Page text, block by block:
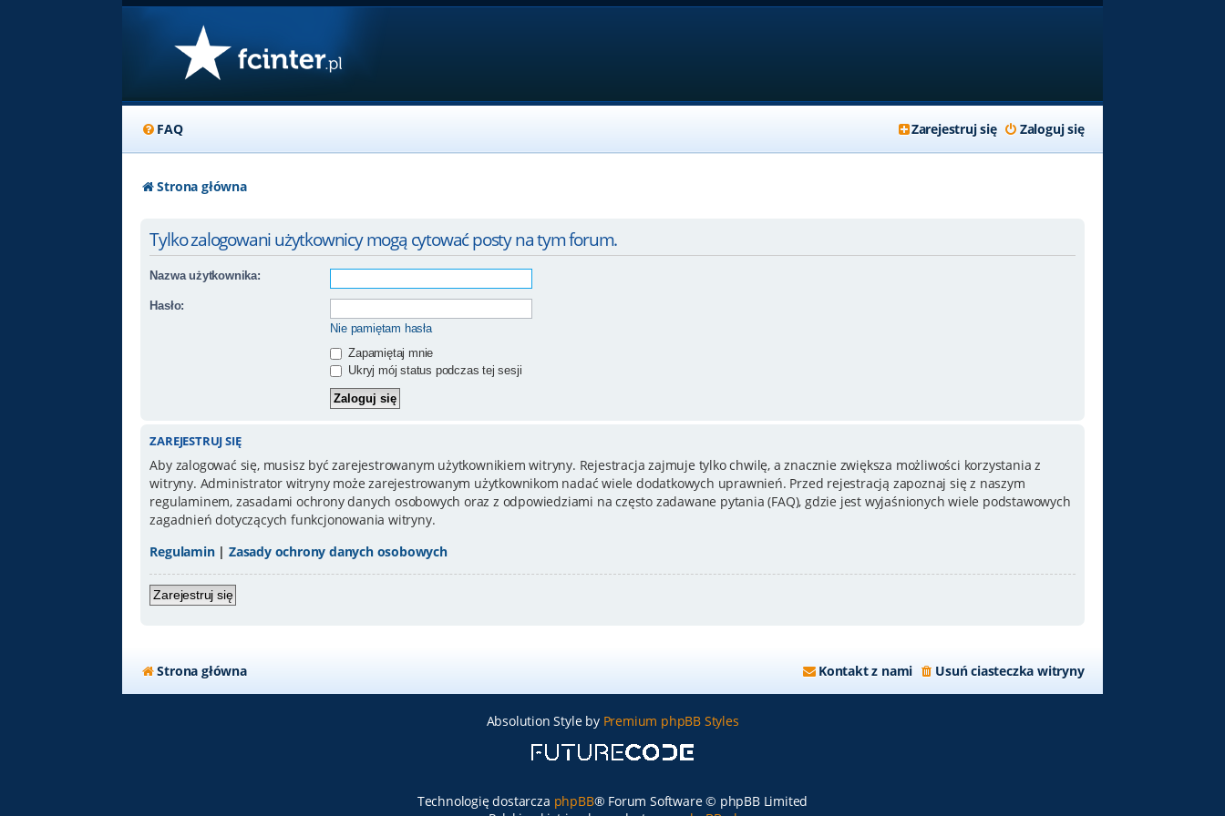
FAQ Zaloguj się
Zarejestruj się
Strona główna
Tylko zalogowani użytkownicy mogą cytować posty na tym forum.
Nazwa użytkownika:
Hasło:
Nie pamiętam hasła
Zapamiętaj mnie
Ukryj mój status podczas tej sesji
ZAREJESTRUJ SIĘ
Aby zalogować się, musisz być zarejestrowanym użytkownikiem witryny. Rejestracja zajmuje tylko chwilę, a znacznie zwiększa możliwości korzystania z
witryny. Administrator witryny może zarejestrowanym użytkownikom nadać wiele dodatkowych uprawnień. Przed rejestracją zapoznaj się z naszym
regulaminem, zasadami ochrony danych osobowych oraz z odpowiedziami na często zadawane pytania (FAQ), gdzie jest wyjaśnionych wiele podstawowych
zagadnień dotyczących funkcjonowania witryny.
Regulamin|Zasady ochrony danych osobowych
Zarejestruj się
Strona główna Usuń ciasteczka witryny
Kontakt z nami
Absolution Style by Premium phpBB Styles
Technologię dostarcza phpBB® Forum Software © phpBB Limited